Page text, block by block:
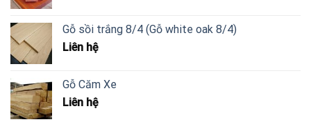
Gỗ sồi trắng 8/4 (Gỗ white oak 8/4)
Liên hệ
Gỗ Căm Xe
Liên hệ